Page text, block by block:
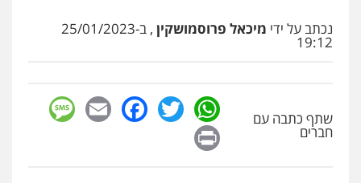
פלילי צבאי מעצרים וחקירות
עו"ד אלון קריטי
כלכלי אלימות סמים מעצרים
0525544654
נכתב על ידי מיכאל פרוסמושקין , ב-25/01/2023
19:12
שתף כתבה עם
חברים
WhatsApp
Twitter
Facebook
Email